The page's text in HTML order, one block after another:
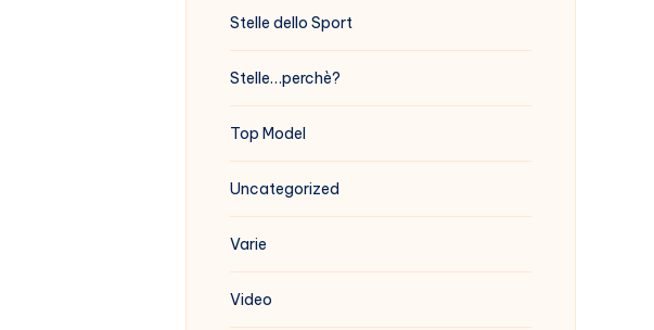
Stelle dello Sport
Stelle…perchè?
Top Model
Uncategorized
Varie
Video